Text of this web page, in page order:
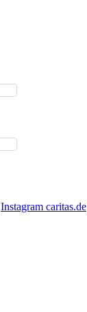
Instagram caritas.de